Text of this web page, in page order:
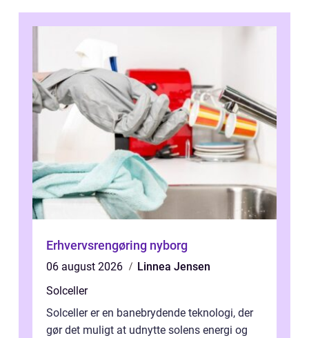
Erhvervsrengøring nyborg
06 august 2026
Linnea Jensen
Solceller
Solceller er en banebrydende teknologi, der
gør det muligt at udnytte solens energi og